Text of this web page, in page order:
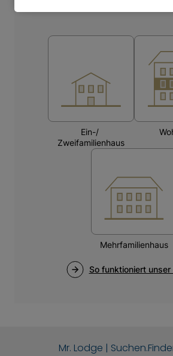
Mr. Lodge |